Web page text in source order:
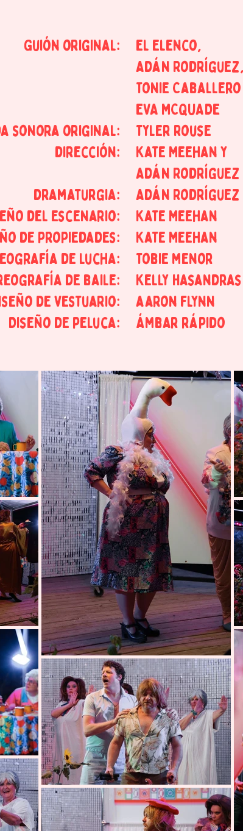
Guión original:
sonora original:
dirección:
dramaturgia:
del escenario:
de propiedades:
de lucha:
de baile:
de vestuario:
Diseño de peluca:
el elenco,
Adán Rodríguez,
Tonie
EVA MCQUADE
Tyler Rouse
Kate Meehan y
Adán Rodríguez
Adán Rodríguez
Kate Meehan
Kate Meehan
Tobie menor
Kelly Hasandras
aaron flynn
Ámbar rápido